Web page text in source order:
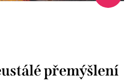
přemýšlení